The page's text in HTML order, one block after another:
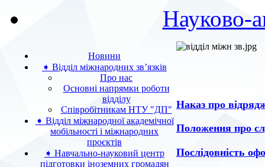
Науково-
Новини
➧ Відділ міжнародних зв’язків
Про нас
Основні напрямки роботи
відділу
Співробітникам НТУ "ДП"
➧ Відділ міжнародної академічної
мобільності і міжнародних
проєктів
➧ Навчально-науковий центр
підготовки іноземних громадян
Наказ про
Положення про
Послідовність